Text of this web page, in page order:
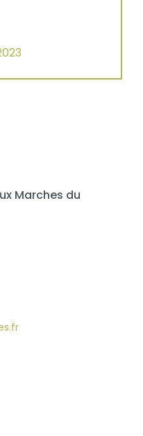
Marches du